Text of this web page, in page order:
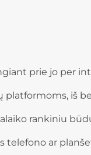
prie jo per
platformoms, iš
rankiniu
telefono ar